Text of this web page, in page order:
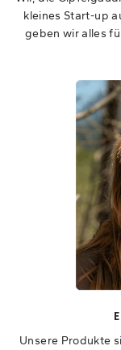
kleines Start-up
geben wir alles
Unsere Produkte